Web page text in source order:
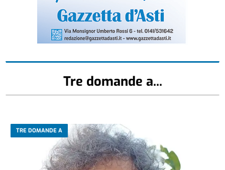
Tre domande a...
TRE DOMANDE A